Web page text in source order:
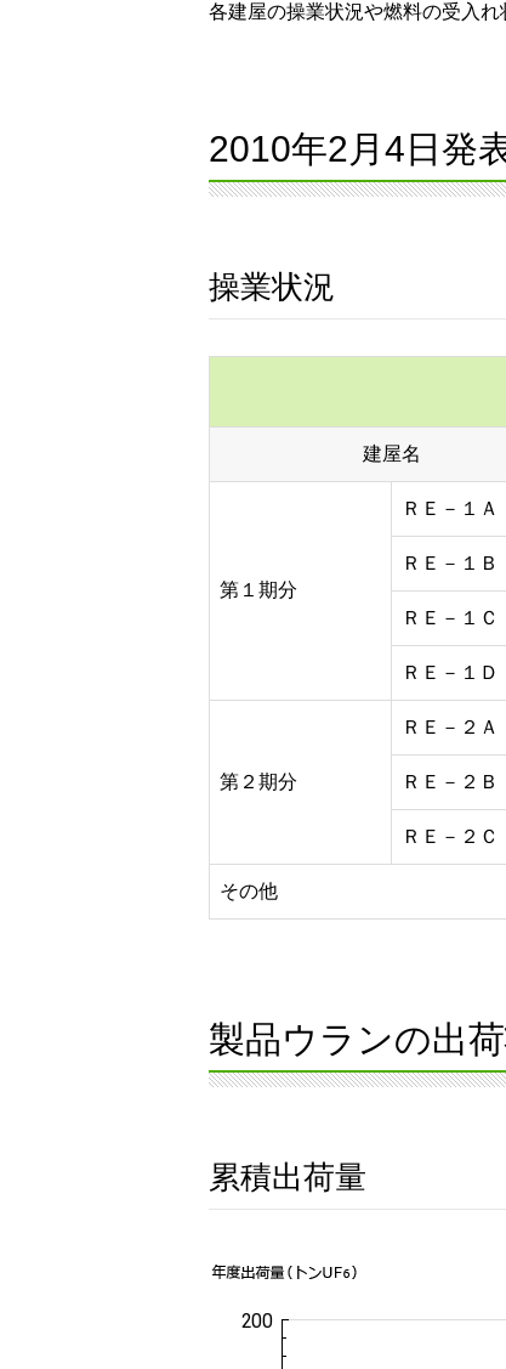
各建屋の操業状況や燃料の受入
2010年2月4日発
操業状況
建屋名
第１期分
ＲＥ－１Ａ
ＲＥ－１Ｂ
ＲＥ－１Ｃ
ＲＥ－１Ｄ
第２期分
ＲＥ－２Ａ
ＲＥ－２Ｂ
ＲＥ－２Ｃ
その他
製品ウランの出
累積出荷量